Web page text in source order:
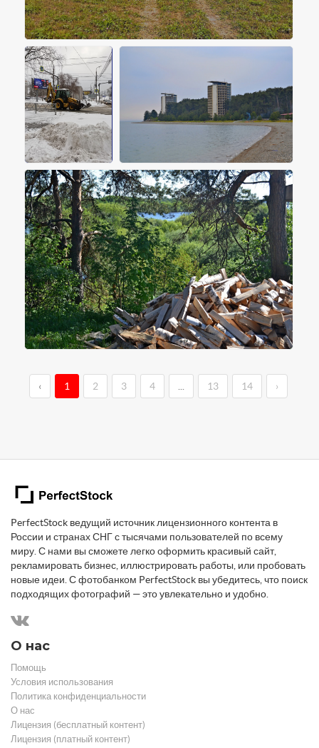
‹ 1 2 3 4 13 14 ›
PerfectStock ведущий источник лицензионного контента в
России и странах СНГ с тысячами пользователей по всему
миру. С нами вы сможете легко оформить красивый сайт,
рекламировать бизнес, иллюстрировать работы, или пробовать
новые идеи. С фотобанком PerfectStock вы убедитесь, что поиск
подходящих фотографий — это увлекательно и удобно.
О нас
Помощь
Условия использования
Политика конфиденциальности
О нас
Лицензия (бесплатный контент)
Лицензия (платный контент)